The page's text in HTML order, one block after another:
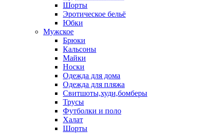
Шорты
Эротическое бельё
Юбки
Мужское
Брюки
Кальсоны
Майки
Носки
Одежда для дома
Одежда для пляжа
Свитшоты,худи,бомберы
Трусы
Футболки и поло
Халат
Шорты